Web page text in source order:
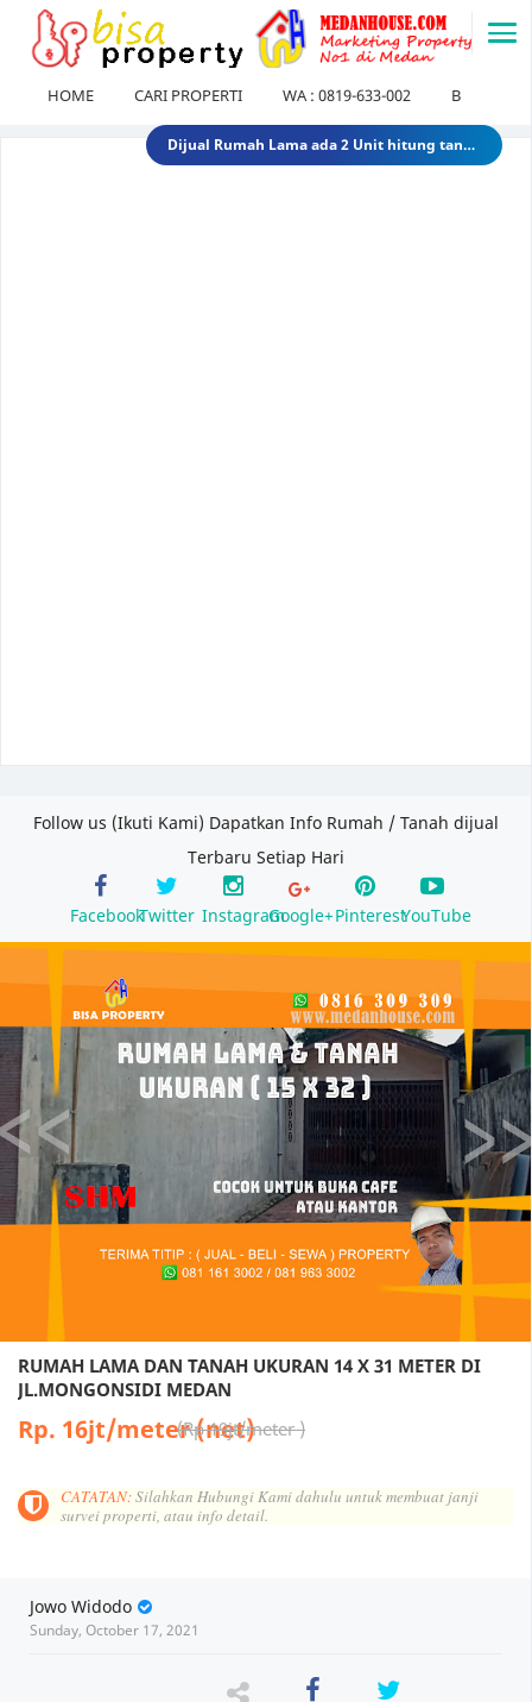
HOME CARI PROPERTI WA : 0819-633-002 BLOG
Dijual Gedung di Medan Area Sebelah Mesjid 3 Lantai + 2 Lantai dan Tanahnya total luas 2583 30 Miliar 40 Miliar gedungdimedanarea1
Follow us (Ikuti Kami) Dapatkan Info Rumah / Tanah dijual
Terbaru Setiap Hari
FacebookTwitter InstagramGoogle+PinterestYouTube
RUMAH LAMA DAN TANAH UKURAN 14 X 31 METER DI
JL.MONGONSIDI MEDAN
Rp 19jt/meter
Rp. 16jt/meter (net)
CATATAN:Silahkan Hubungi Kami dahulu untuk membuat janji
survei properti, atau info detail.
Jowo Widodo
Sunday, October 17, 2021